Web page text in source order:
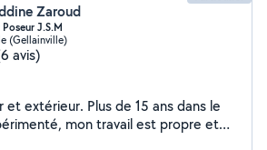
Zaroud
J.S.M
(Gellainville)
avis)
et extérieur. Plus de 15 ans dans le
mon travail est propre et